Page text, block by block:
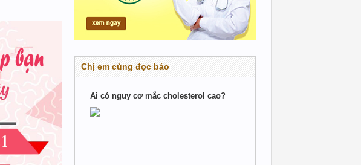
Chị em cùng đọc báo
Ai có nguy cơ mắc cholesterol cao?